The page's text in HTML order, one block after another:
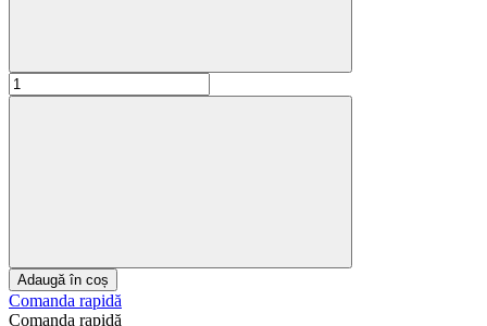
Adaugă în coș
Comanda rapidă
Comanda rapidă